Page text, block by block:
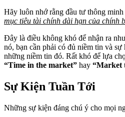
Hãy luôn nhớ rằng đầu tư thông minh
mục tiêu tài chính dài hạn của chính
Đây là điều không khó để nhận ra
nó, bạn cần phải có đủ niềm tin và
những niềm tin đó. Rất khó để lựa
“Time in the market” hay “Market
Sự Kiện Tuần Tới
Những sự kiện đáng chú ý cho mọi